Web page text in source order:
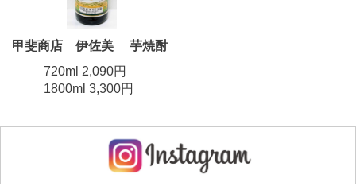
甲斐商店 伊佐美 芋焼酎
720ml 2,090円
1800ml 3,300円